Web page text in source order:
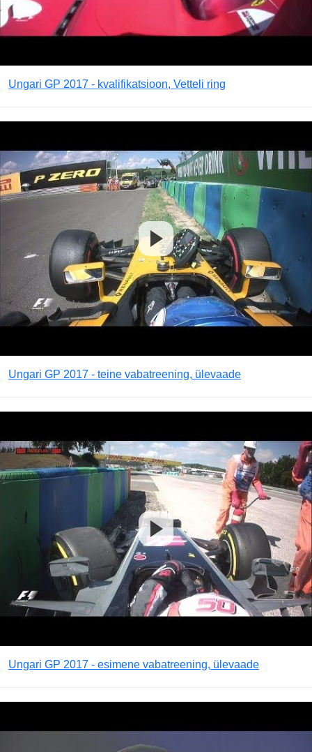
Ungari GP 2017 - kvalifikatsioon, Vetteli ring
Ungari GP 2017 - teine vabatreening, ülevaade
Ungari GP 2017 - esimene vabatreening, ülevaade